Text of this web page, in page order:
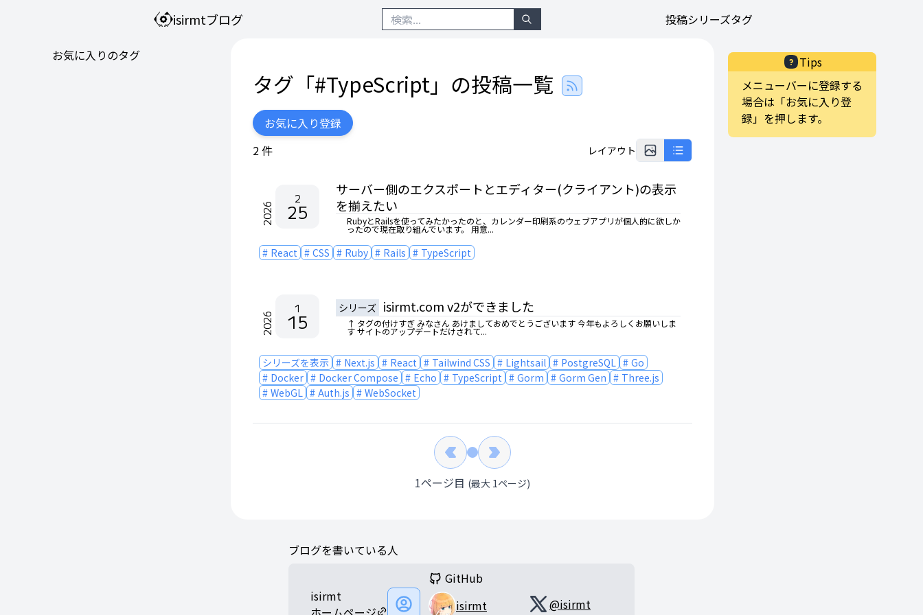
isirmtブログ タグ
シリーズ
投稿
お気に入りのタグ
Tips
メニューバーに登録する
場合は「お気に入り登
録」を押します。
タグ「#TypeScript」の投稿一覧
お気に入り登録
2件 レイアウト
2026
2
25
サーバー側のエクスポートとエディター(クライアント)の表示
を揃えたい
RubyとRailsを使ってみたかったのと、カレンダー印刷系のウェブアプリが個人的に欲しか
ったので現在取り組んでいます。 用意...
React CSS Ruby Rails TypeScript
2026
1
15
シリーズ isirmt.com v2ができました
↑ タグの付けすぎ みなさん あけましておめでとうございます 今年もよろしくお願いしま
す サイトのアップデートだけされて...
シリーズを表示 Next.js React Tailwind CSS Lightsail PostgreSQL
Go
Docker
Docker Compose Echo TypeScript Gorm Gorm Gen
Three.js
WebGL
Auth.js WebSocket
1ページ目 (最大 1ページ)
ブログを書いている人
isirmt
GitHub
isirmt
@isirmt